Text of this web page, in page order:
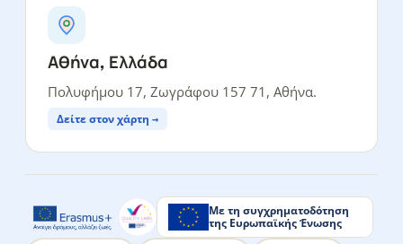
Αθήνα, Ελλάδα
Πολυφήμου 17, Ζωγράφου 157 71, Αθήνα.
Δείτε στον χάρτη →
Με τη συγχρηματοδότηση
της Ευρωπαϊκής Ένωσης